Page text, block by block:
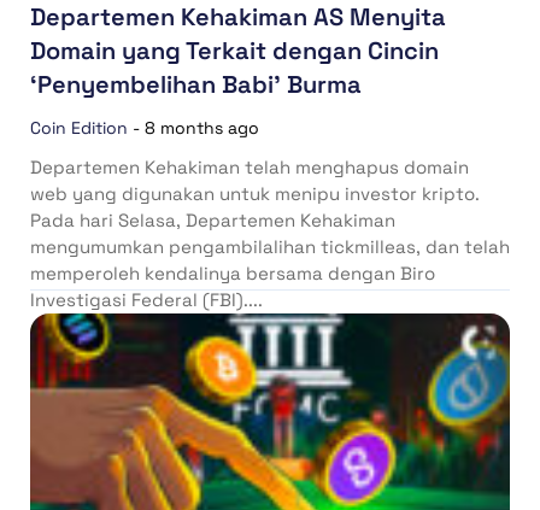
Departemen Kehakiman AS Menyita
Domain yang Terkait dengan Cincin
‘Penyembelihan Babi’ Burma
Coin Edition - 8 months ago
Departemen Kehakiman telah menghapus domain
web yang digunakan untuk menipu investor kripto.
Pada hari Selasa, Departemen Kehakiman
mengumumkan pengambilalihan tickmilleas, dan telah
memperoleh kendalinya bersama dengan Biro
Investigasi Federal (FBI)....